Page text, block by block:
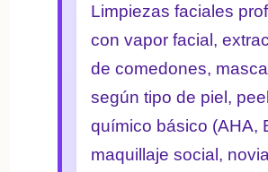
Limpiezas faciales
con vapor facial,
de comedones,
según tipo de piel,
químico básico (AHA,
maquillaje social,